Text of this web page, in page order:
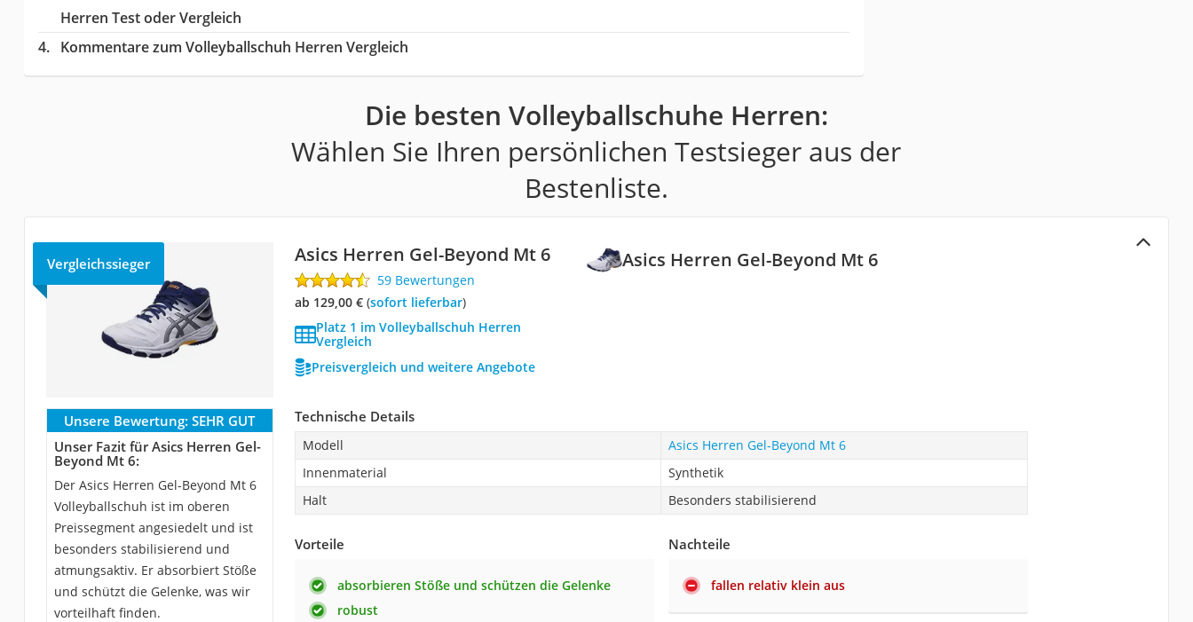
Herren Test oder Vergleich
Kommentare zum Volleyballschuh Herren Vergleich
Die besten Volleyballschuhe Herren:
Wählen Sie Ihren persönlichen Testsieger aus der
Bestenliste.
Asics Herren Gel-Beyond Mt 6
Vergleichssieger Asics Herren Gel-Beyond Mt 6
59 Bewertungen
ab 129,00 €( Sofort lieferbar)
Platz 1 im Volleyballschuh Herren
Vergleich
Preisvergleich und weitere Angebote
Unsere Bewertung: SEHR GUT
Unser Fazit für Asics Herren Gel-
Beyond Mt 6:
Der Asics Herren Gel-Beyond Mt 6
Volleyballschuh ist im oberen
Preissegment angesiedelt und ist
besonders stabilisierend und
atmungsaktiv. Er absorbiert Stöße
und schützt die Gelenke, was wir
vorteilhaft finden.
Technische Details
Modell
Asics Herren Gel-Beyond Mt 6
Innenmaterial
Synthetik
Halt
Besonders stabilisierend
Vorteile
absorbieren Stöße und schützen die Gelenke
robust
Nachteile
fallen relativ klein aus